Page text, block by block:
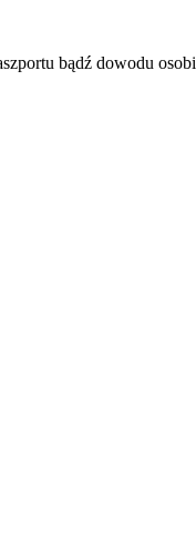
bądź dowodu